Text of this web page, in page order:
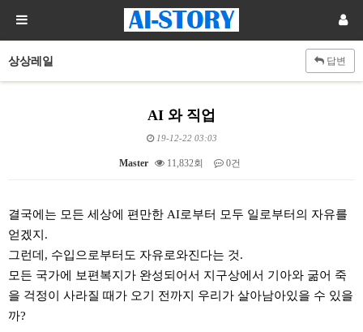
상상레일 답변
AI 와 직업
19-12-22 03:03
Master 11,832회 0건
결국에는 모든 세상에 편만한 AI로부터 모두 일로부터의 자유를
얻겠지.
그런데, 수입으로부터도 자유로와진다는 것.
모든 국가에 보편복지가 완성되어서 지구상에서 기아와 굶어 죽
을 걱정이 사라질 때가 오기 전까지 우리가 살아남아있을 수 있을
까?